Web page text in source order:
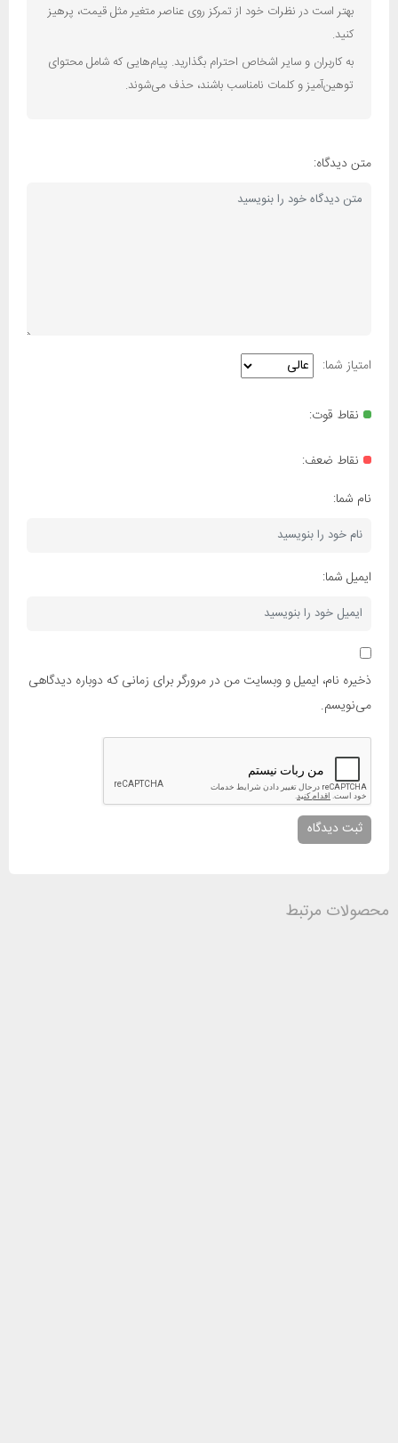
بهتر است در نظرات خود از تمرکز روی عناصر متغیر مثل قیمت، پرهیز
کنید.
به کاربران و سایر اشخاص احترام بگذارید. پیام‌هایی که شامل محتوای
توهین‌آمیز و کلمات نامناسب باشند، حذف می‌شوند.
متن دیدگاه:
امتیاز شما:
نقاط قوت:
نقاط ضعف:
نام شما:
ایمیل شما:
ذخیره نام، ایمیل و وبسایت من در مرورگر برای زمانی که دوباره دیدگاهی
می‌نویسم.
محصولات مرتبط